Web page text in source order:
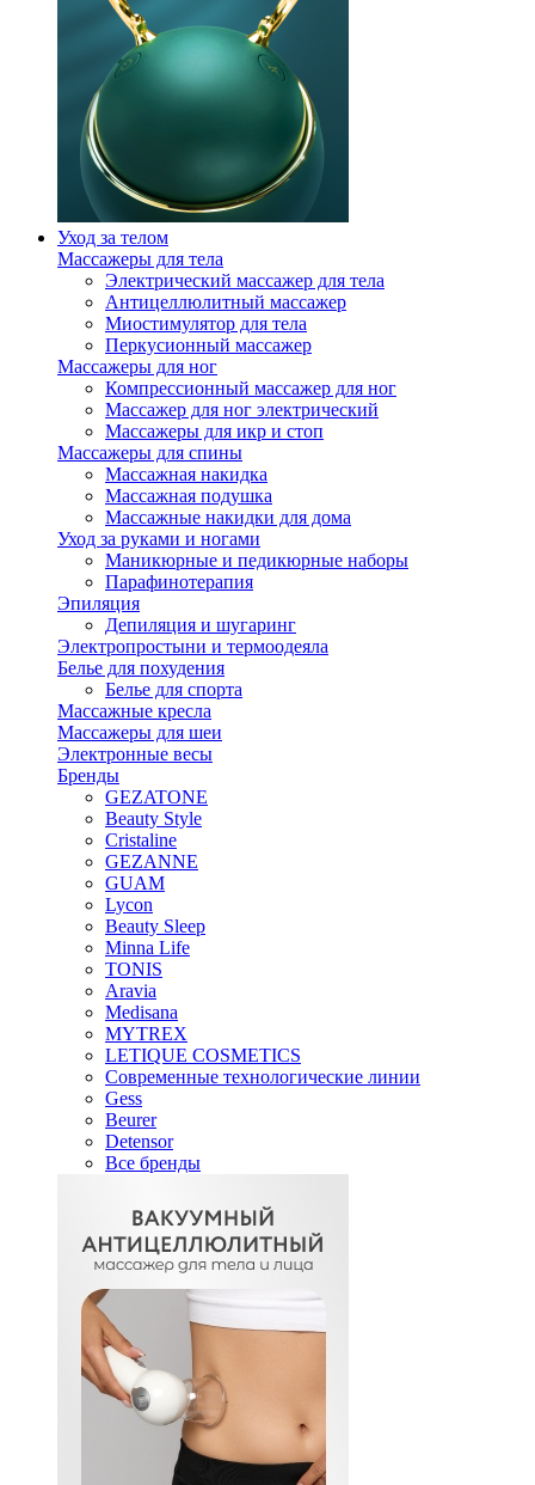
Уход за телом
Массажеры для тела
Электрический массажер для тела
Антицеллюлитный массажер
Миостимулятор для тела
Перкусионный массажер
Массажеры для ног
Компрессионный массажер для ног
Массажер для ног электрический
Массажеры для икр и стоп
Массажеры для спины
Массажная накидка
Массажная подушка
Массажные накидки для дома
Уход за руками и ногами
Маникюрные и педикюрные наборы
Парафинотерапия
Эпиляция
Депиляция и шугаринг
Электропростыни и термоодеяла
Белье для похудения
Белье для спорта
Массажные кресла
Массажеры для шеи
Электронные весы
Бренды
GEZATONE
Beauty Style
Cristaline
GEZANNE
GUAM
Lycon
Beauty Sleep
Minna Life
TONIS
Aravia
Medisana
MYTREX
LETIQUE COSMETICS
Современные технологические линии
Gess
Beurer
Detensor
Все бренды